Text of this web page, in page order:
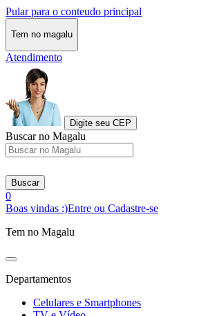
Pular para o conteudo principal
Tem no magalu
Atendimento
Digite seu CEP
Buscar no Magalu
Buscar
0
Boas vindas :)Entre ou Cadastre-se
Tem no Magalu
Departamentos
Celulares e Smartphones